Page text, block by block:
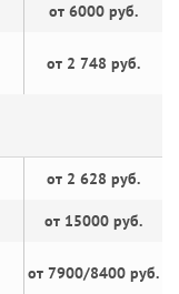
от 6000 руб.
от 2 748 руб.
от 2 628 руб.
от 15000 руб.
от 7900/8400 руб.